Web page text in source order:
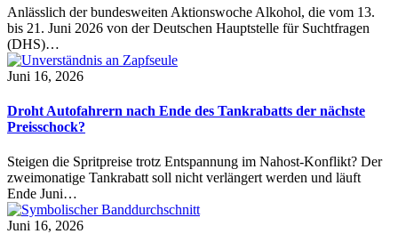
Anlässlich der bundesweiten Aktionswoche Alkohol, die vom 13.
bis 21. Juni 2026 von der Deutschen Hauptstelle für Suchtfragen
(DHS)…
Juni 16, 2026
Droht Autofahrern nach Ende des Tankrabatts der nächste
Preisschock?
Steigen die Spritpreise trotz Entspannung im Nahost-Konflikt? Der
zweimonatige Tankrabatt soll nicht verlängert werden und läuft
Ende Juni…
Juni 16, 2026